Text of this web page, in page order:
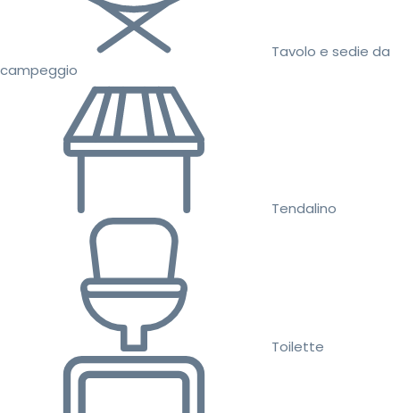
Tavolo e sedie da
campeggio
Tendalino
Toilette